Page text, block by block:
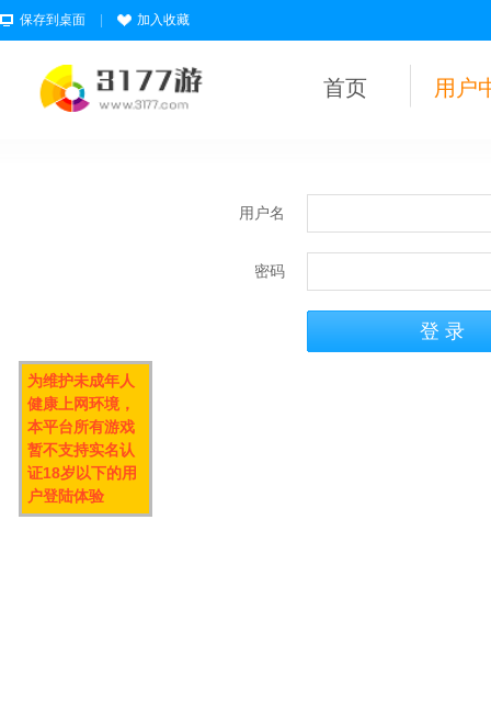
保存到桌面 加入收藏
首页 用户
用户名
密码
为维护未成年人
健康上网环境，
本平台所有游戏
暂不支持实名认
证18岁以下的用
户登陆体验